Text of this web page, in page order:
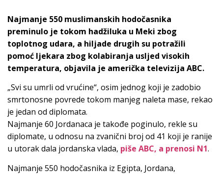
Najmanje 550 muslimanskih hodočasnika
preminulo je tokom hadžiluka u Meki zbog
toplotnog udara, a hiljade drugih su potražili
pomoć ljekara zbog kolabiranja usljed visokih
temperatura, objavila je američka televizija ABC.
„Svi su umrli od vrućine“, osim jednog koji je zadobio
smrtonosne povrede tokom manjeg naleta mase, rekao
je jedan od diplomata.
Najmanje 60 Jordanaca je takođe poginulo, rekle su
diplomate, u odnosu na zvanični broj od 41 koji je ranije
u utorak dala jordanska vlada, piše ABC, a prenosi N1.
Najmanje 550 hodočasnika iz Egipta, Jordana,